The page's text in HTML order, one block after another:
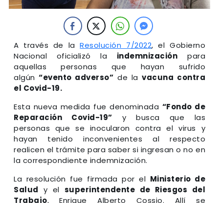
A través de laResolución 7/2022, el Gobierno
Nacional oficializó la indemnización para
aquellas personas que hayan sufrido
algún“evento adverso” de lavacuna contra
el Covid-19.
Esta nueva medida fue denominada “Fondo de
Reparación Covid-19” y busca que las
personas que se inocularon contra el virus y
hayan tenido inconvenientes al respecto
realicen el trámite para saber si ingresan o no en
la correspondiente indemnización.
La resolución fue firmada por el Ministerio de
Salud y el superintendente de Riesgos del
Trabajo, Enrique Alberto Cossio. Allí se